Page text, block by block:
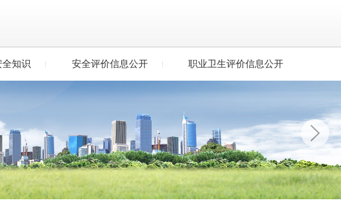
全知识 安全评价信息公开 职业卫生评价信息公开